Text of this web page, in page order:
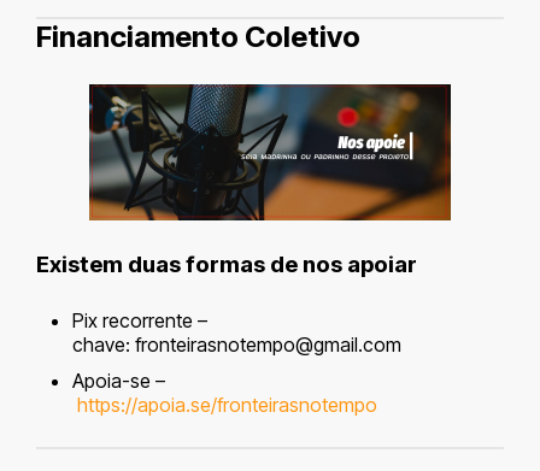
Financiamento Coletivo
Existem duas formas de nos apoiar
Pix recorrente –
chave: fronteirasnotempo@gmail.com
Apoia-se –
https://apoia.se/fronteirasnotempo